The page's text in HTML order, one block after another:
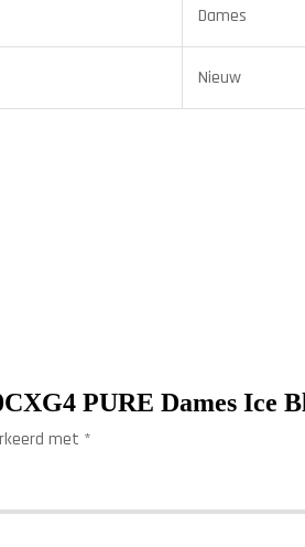
Dames
Nieuw
PURE Dames Ice
met *